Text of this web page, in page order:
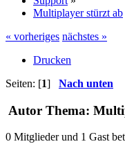
Multiplayer stürzt ab
« vorheriges nächstes »
Drucken
Seiten: [1] Nach unten
Autor Thema:
0 Mitglieder und 1 Gast